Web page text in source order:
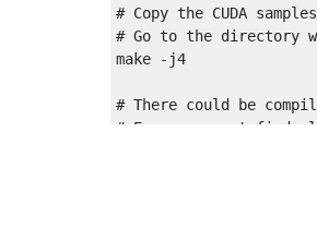
# Copy the CUDA
# Go to the directory
make -j4
# There could be
# Error: cannot find -